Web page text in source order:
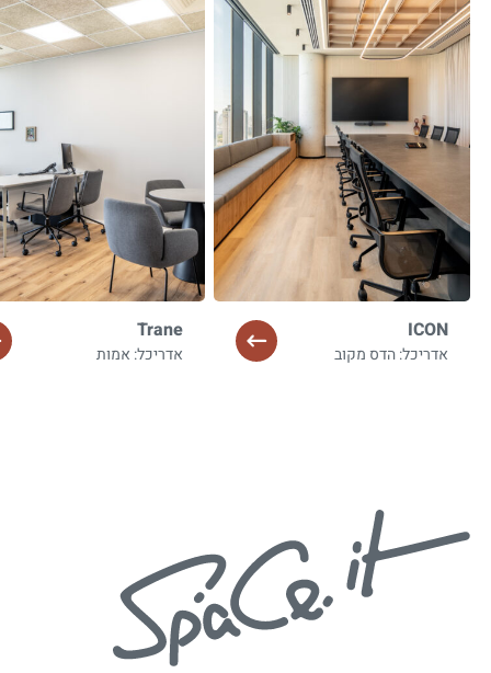
ICON
אדריכל: הדס מקוב
Trane
אדריכל: אמות